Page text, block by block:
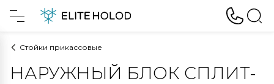
Стойки прикассовые
НАРУЖНЫЙ БЛОК СПЛИТ-